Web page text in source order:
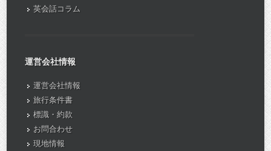
英会話コラム
運営会社情報
運営会社情報
旅行条件書
標識・約款
お問合わせ
現地情報